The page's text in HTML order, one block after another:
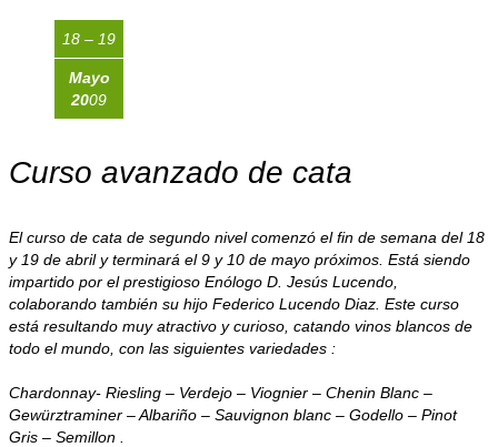
18 – 19
Mayo
2009
Curso avanzado de cata
El curso de cata de segundo nivel comenzó el fin de semana del 18
y 19 de abril y terminará el 9 y 10 de mayo próximos. Está siendo
impartido por el prestigioso Enólogo D. Jesús Lucendo,
colaborando también su hijo Federico Lucendo Diaz. Este curso
está resultando muy atractivo y curioso, catando vinos blancos de
todo el mundo, con las siguientes variedades :
Chardonnay- Riesling – Verdejo – Viognier – Chenin Blanc –
Gewürztraminer – Albariño – Sauvignon blanc – Godello – Pinot
Gris – Semillon .